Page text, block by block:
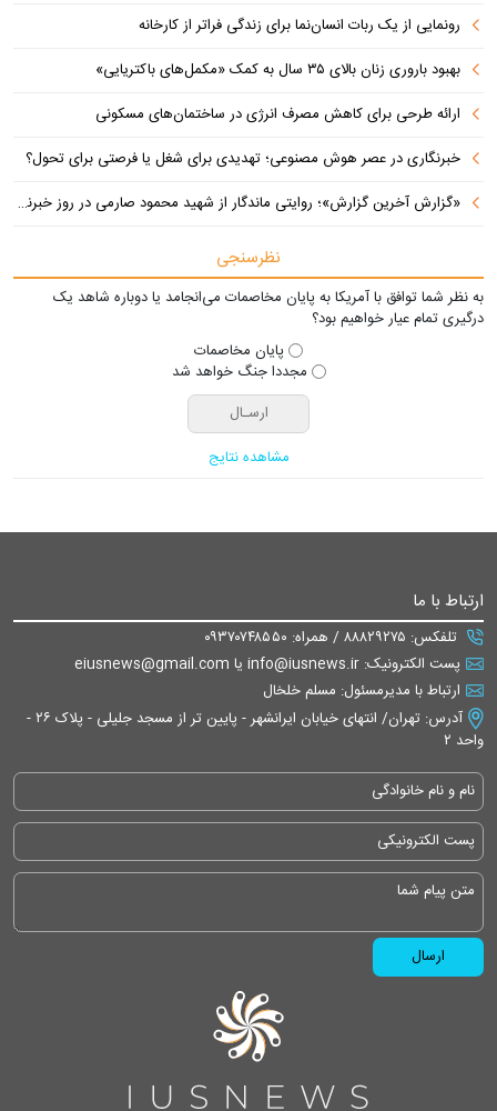
رونمایی از یک ربات انسان‌نما برای زندگی فراتر از کارخانه
بهبود باروری زنان بالای ۳۵ سال به کمک «مکمل‌های باکتریایی»
ارائه طرحی برای کاهش مصرف انرژی در ساختمان‌های مسکونی
خبرنگاری در عصر هوش مصنوعی؛ تهدیدی برای شغل یا فرصتی برای تحول؟
«گزارش آخرین گزارش»؛ روایتی ماندگار از شهید محمود صارمی در روز خبرنگار
نظرسنجی
به نظر شما توافق با آمریکا به پایان مخاصمات می‌انجامد یا دوباره شاهد یک
درگیری تمام عیار خواهیم بود؟
پایان مخاصمات
مجددا جنگ خواهد شد
مشاهده نتایج
ارتباط با ما
تلفکس: ۸۸۸۲۹۲۷۵ / همراه: ۰۹۳۷۰۷۴۸۵۵۰
پست الکترونیک: info@iusnews.ir یا eiusnews@gmail.com
ارتباط با مدیرمسئول: مسلم خلخال
آدرس: تهران/ انتهای خیابان ایرانشهر - پایین تر از مسجد جلیلی - پلاک ۲۶ -
واحد ۲